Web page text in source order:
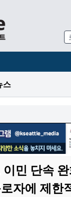
스
민 단속
자에 제한